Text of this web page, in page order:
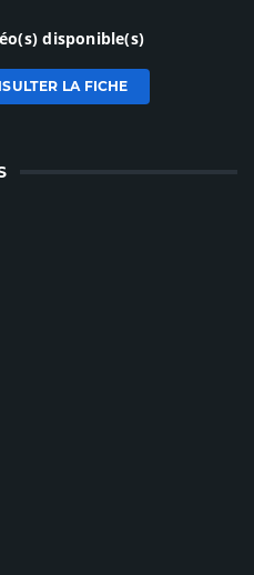
disponible(s)
LA FICHE